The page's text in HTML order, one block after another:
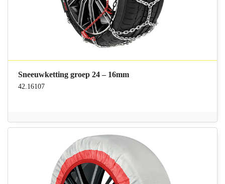
Sneeuwketting groep 24 – 16mm
42.16107